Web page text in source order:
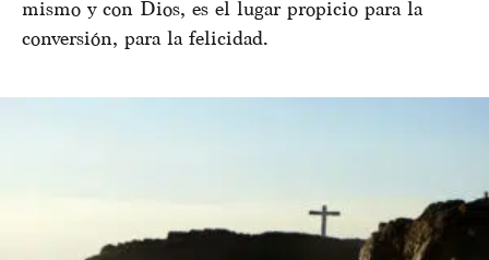
mismo y con Dios, es el lugar propicio para la
conversión, para la felicidad.